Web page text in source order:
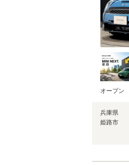
オープン
兵庫県
姫路市